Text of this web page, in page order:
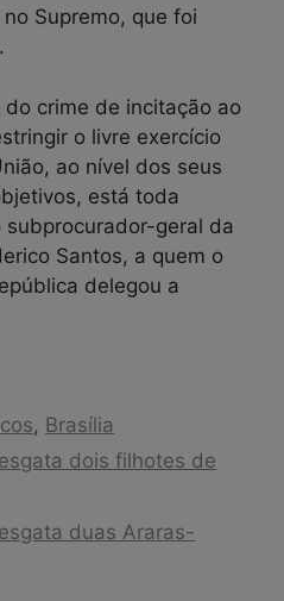
Supremo, que foi
do crime de incitação ao
o livre exercício
ao nível dos seus
está toda
subprocurador-geral da
Santos, a quem o
delegou a
, Brasília
dois filhotes de
duas Araras-